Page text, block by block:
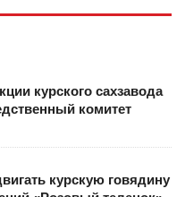
курского сахзавода
комитет
курскую говядину